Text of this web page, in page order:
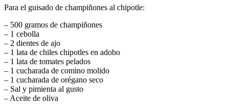
Para el guisado de champiñones al chipotle:
– 500 gramos de champiñones
– 1 cebolla
– 2 dientes de ajo
– 1 lata de chiles chipotles en adobo
– 1 lata de tomates pelados
– 1 cucharada de comino molido
– 1 cucharada de orégano seco
– Sal y pimienta al gusto
– Aceite de oliva